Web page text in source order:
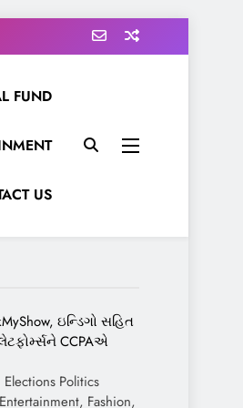
FUND
US
ઇન્ડિગો સહિત
CCPAએ
Elections Politics
Fashion,